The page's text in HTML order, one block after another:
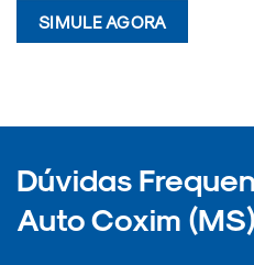
SIMULE AGORA
Dúvidas
Auto Coxim (MS)